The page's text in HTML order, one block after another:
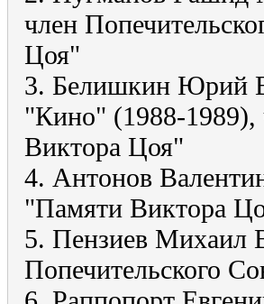
член
Цоя"
3. Белишкин Юрий
"Кино" (1988-
Виктора Цоя"
4. Антонов
"Памяти Виктора
5. Пензиев Михаил
Попечительского